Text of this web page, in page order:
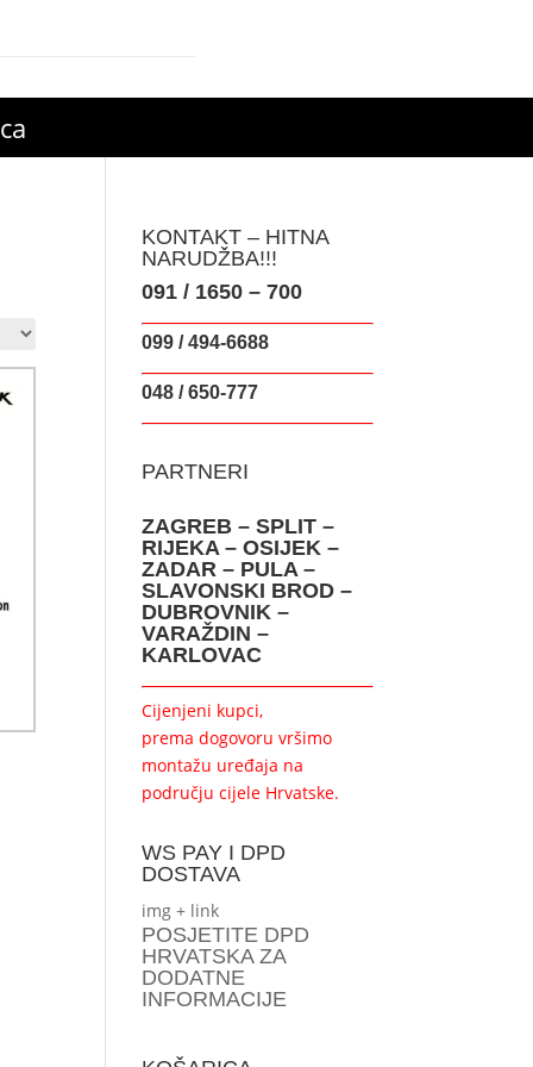
KONTAKT – HITNA
NARUDŽBA!!!
091 / 1650 – 700
099 / 494-6688
048 / 650-777
PARTNERI
ZAGREB – SPLIT –
RIJEKA – OSIJEK –
ZADAR – PULA –
SLAVONSKI BROD –
DUBROVNIK –
VARAŽDIN –
KARLOVAC
Cijenjeni kupci,
prema dogovoru vršimo
montažu uređaja na
području cijele Hrvatske.
WS PAY I DPD
DOSTAVA
img + link
POSJETITE DPD
HRVATSKA ZA
DODATNE
INFORMACIJE